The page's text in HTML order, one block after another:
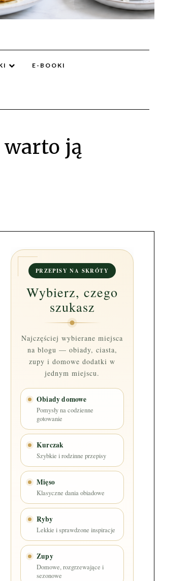
E-BOOKI
warto ją
PRZEPISY NA SKRÓTY
Wybierz, czego
szukasz
Najczęściej wybierane miejsca
na blogu — obiady, ciasta,
zupy i domowe dodatki w
jednym miejscu.
Obiady domowe
Pomysły na codzienne
gotowanie
Kurczak
Szybkie i rodzinne przepisy
Mięso
Klasyczne dania obiadowe
Ryby
Lekkie i sprawdzone inspiracje
Zupy
Domowe, rozgrzewające i
sezonowe